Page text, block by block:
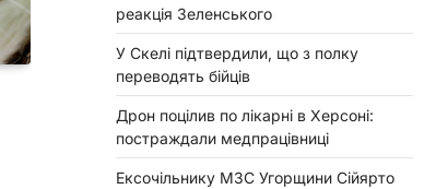
реакція Зеленського
У Скелі підтвердили, що з полку
переводять бійців
Дрон поцілив по лікарні в Херсоні:
постраждали медпрацівниці
Ексочільнику МЗС Угорщини Сійярто